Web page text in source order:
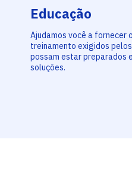
Educação
Ajudamos você a fornecer
treinamento exigidos
possam estar preparados
soluções.